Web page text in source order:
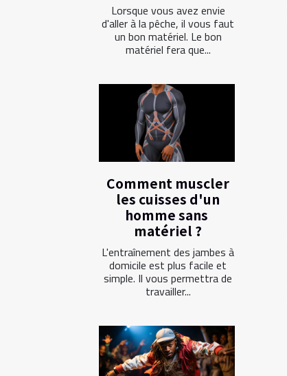
Lorsque vous avez envie
d'aller à la pêche, il vous faut
un bon matériel. Le bon
matériel fera que...
Comment muscler
les cuisses d'un
homme sans
matériel ?
L'entraînement des jambes à
domicile est plus facile et
simple. Il vous permettra de
travailler...